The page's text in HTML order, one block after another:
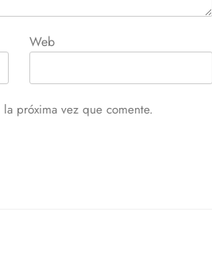
Web
próxima vez que comente.